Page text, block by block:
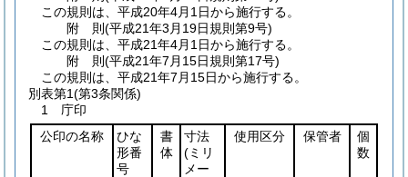
この規則は、平成20年4月1日から施行する。
附 則(平成21年3月19日規則第9号)
この規則は、平成21年4月1日から施行する。
附 則(平成21年7月15日規則第17号)
この規則は、平成21年7月15日から施行する。
別表第1(第3条関係)
1 庁印
公印の名称
ひな
形番
号
書
体
寸法
(ミリ
メー
使用区分 保管者
個
数